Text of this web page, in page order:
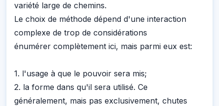
variété large de chemins.
Le choix de méthode dépend d'une interaction
complexe de trop de considérations
énumérer complètement ici, mais parmi eux est:
1. l'usage à que le pouvoir sera mis;
2. la forme dans qu'il sera utilisé. Ce
généralement, mais pas exclusivement, chutes